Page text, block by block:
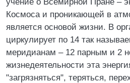
Космоса и проникающей в
является основой жизни. В
циркулирует по 14 так
меридианам – 12 парным и 2
жизнедеятельности эта
"загрязняться", теряться,